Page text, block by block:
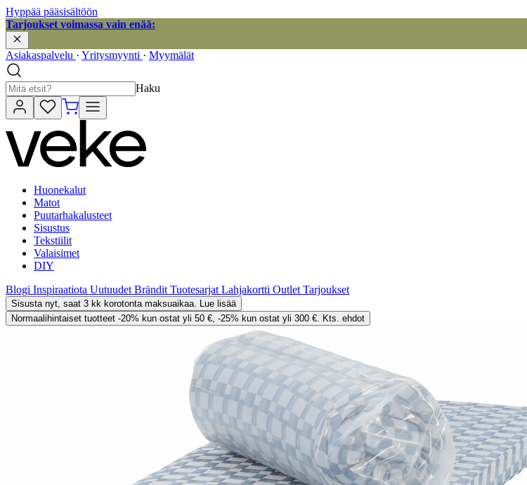
Hyppää pääsisältöön
Tarjoukset voimassa vain enää:
Asiakaspalvelu · Yritysmyynti · Myymälät
Haku
Huonekalut
Matot
Puutarhakalusteet
Sisustus
Tekstiilit
Valaisimet
DIY
Blogi Inspiraatiota Uutuudet Brändit Tuotesarjat Lahjakortti Outlet Tarjoukset
Sisusta nyt, saat 3 kk korotonta maksuaikaa. Lue lisää
Normaalihintaiset tuotteet -20% kun ostat yli 50 €, -25% kun ostat yli 300 €. Kts. ehdot